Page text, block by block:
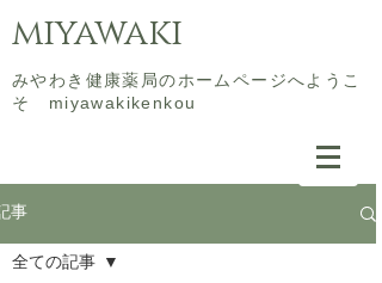
miyawaki
​みやわき健康薬局のホームページへようこ
そ miyawakikenkou
事
全ての記事